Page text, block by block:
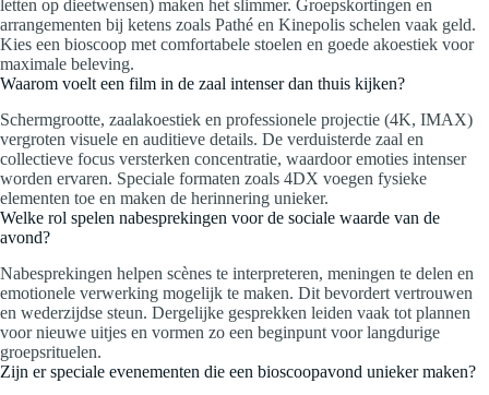
letten op dieetwensen) maken het slimmer. Groepskortingen en
arrangementen bij ketens zoals Pathé en Kinepolis schelen vaak geld.
Kies een bioscoop met comfortabele stoelen en goede akoestiek voor
maximale beleving.
Waarom voelt een film in de zaal intenser dan thuis kijken?
Schermgrootte, zaalakoestiek en professionele projectie (4K, IMAX)
vergroten visuele en auditieve details. De verduisterde zaal en
collectieve focus versterken concentratie, waardoor emoties intenser
worden ervaren. Speciale formaten zoals 4DX voegen fysieke
elementen toe en maken de herinnering unieker.
Welke rol spelen nabesprekingen voor de sociale waarde van de
avond?
Nabesprekingen helpen scènes te interpreteren, meningen te delen en
emotionele verwerking mogelijk te maken. Dit bevordert vertrouwen
en wederzijdse steun. Dergelijke gesprekken leiden vaak tot plannen
voor nieuwe uitjes en vormen zo een beginpunt voor langdurige
groepsrituelen.
Zijn er speciale evenementen die een bioscoopavond unieker maken?